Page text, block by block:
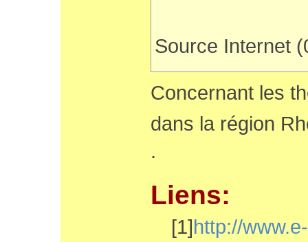
Source Internet
Concernant les
dans la région
.
Liens:
[1]http://www.e-